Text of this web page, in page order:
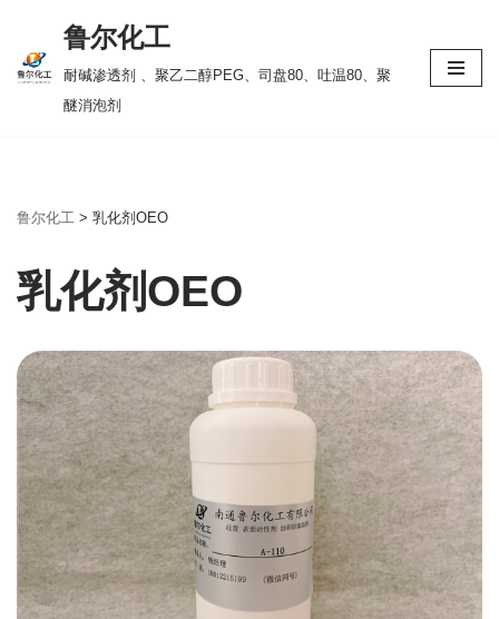
跳
鲁尔化工
耐碱渗透剂 、聚乙二醇PEG、司盘80、吐温80、聚
醚消泡剂
鲁尔化工 > 乳化剂OEO
乳化剂OEO